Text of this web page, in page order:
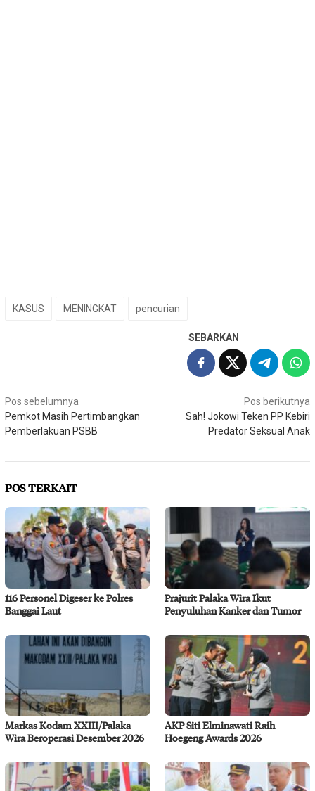
KASUS MENINGKAT pencurian
SEBARKAN
Navigasi
pos
Pos sebelumnya
Pemkot Masih Pertimbangkan
Pemberlakuan PSBB
Pos berikutnya
Sah! Jokowi Teken PP Kebiri
Predator Seksual Anak
POS TERKAIT
116 Personel Digeser ke Polres
Banggai Laut
Prajurit Palaka Wira Ikut
Penyuluhan Kanker dan Tumor
Markas Kodam XXIII/Palaka
Wira Beroperasi Desember 2026
AKP Siti Elminawati Raih
Hoegeng Awards 2026